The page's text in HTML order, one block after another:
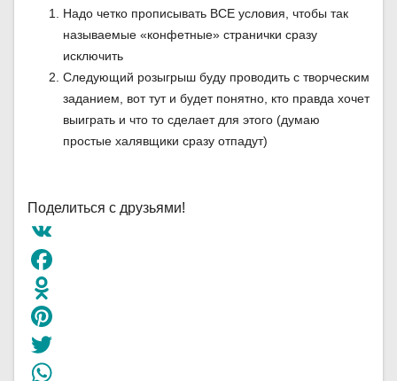
Надо четко прописывать ВСЕ условия, чтобы так
называемые «конфетные» странички сразу
исключить
Следующий розыгрыш буду проводить с творческим
заданием, вот тут и будет понятно, кто правда хочет
выиграть и что то сделает для этого (думаю
простые халявщики сразу отпадут)
Поделиться с друзьями!
VK
Facebook
Odnoklassniki
Pinterest
Twitter